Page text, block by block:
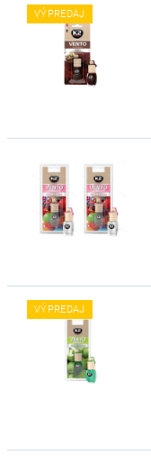
VÝPREDAJ
VÝPREDAJ